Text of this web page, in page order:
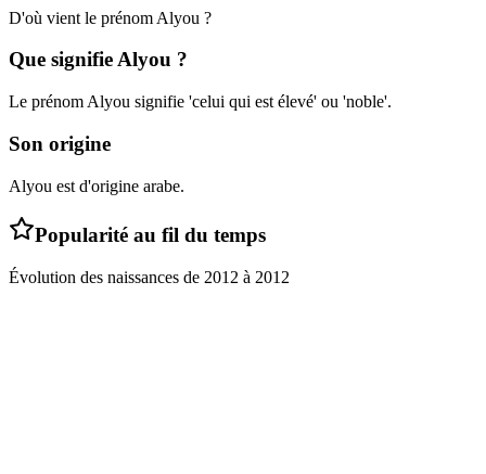
D'où vient le prénom Alyou ?
Que signifieAlyou ?
Le prénom Alyou signifie 'celui qui est élevé' ou 'noble'.
Son origine
Alyou est d'origine arabe.
Popularité au fil du temps
Évolution des naissances de 2012 à 2012